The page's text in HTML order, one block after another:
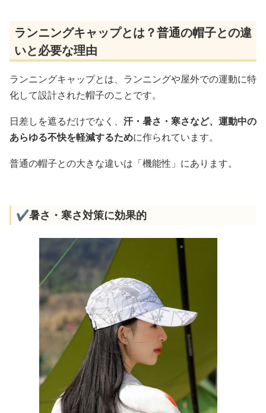
ランニングキャップとは？普通の帽子との違
いと必要な理由
ランニングキャップとは、ランニングや屋外での運動に特
化して設計された帽子のことです。
日差しを遮るだけでなく、 汗・暑さ・寒さなど、運動中の
あらゆる不快を軽減するために作られています。
普通の帽子との大きな違いは「機能性」にあります。
✔️暑さ・寒さ対策に効果的